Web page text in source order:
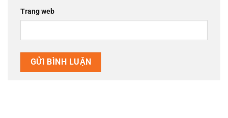
Trang web